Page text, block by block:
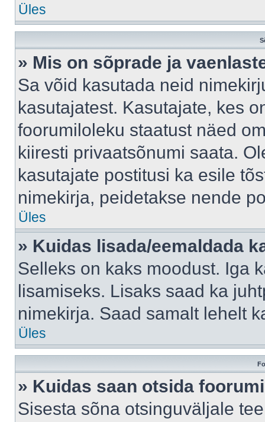
Üles
» Mis on sõprade ja
Sa võid kasutada neid
kasutajatest. Kasutajate, kes
foorumiloleku staatust näed
kiiresti privaatsõnumi saata.
kasutajate postitusi ka esile
nimekirja, peidetakse nende
Üles
» Kuidas lisada/eemaldada
Selleks on kaks moodust. Iga
lisamiseks. Lisaks saad ka
nimekirja. Saad samalt lehelt
Üles
» Kuidas saan otsida
Sisesta sõna otsinguväljale